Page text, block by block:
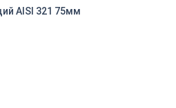
Круг нержавеющий AISI 321 75мм